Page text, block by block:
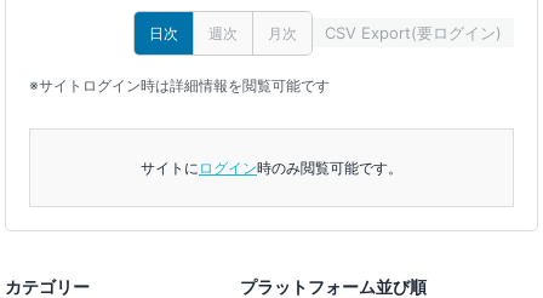
日次 週次 月次 CSV Export(要ログイン)
※サイトログイン時は詳細情報を閲覧可能です
サイトに ログイン時のみ閲覧可能です。
カテゴリー プラットフォーム並び順